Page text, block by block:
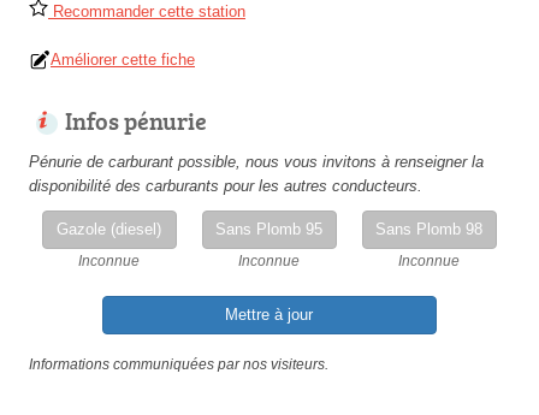
Recommander cette station
Améliorer cette fiche
Infos pénurie
Pénurie de carburant possible, nous vous invitons à renseigner la
disponibilité des carburants pour les autres conducteurs.
Gazole (diesel)
Inconnue
Sans Plomb 95
Inconnue
Sans Plomb 98
Inconnue
Mettre à jour
Informations communiquées par nos visiteurs.